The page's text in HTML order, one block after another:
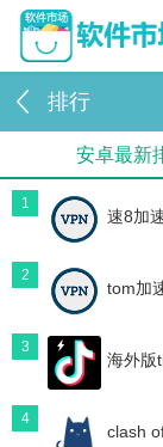
排行
安卓最新
1
速8加
2
tom加
3
海外版
4
clash